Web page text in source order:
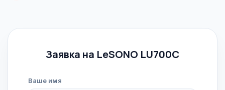
Заявка на LeSONO LU700C
Ваше имя